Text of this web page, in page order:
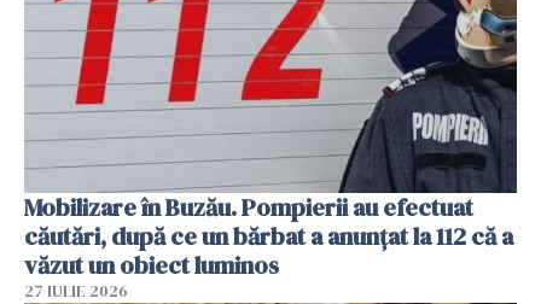
Mobilizare în Buzău. Pompierii au efectuat
căutări, după ce un bărbat a anunțat la 112 că a
văzut un obiect luminos
27 IULIE 2026